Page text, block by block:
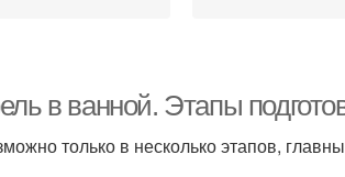
в ванной. Этапы
только в несколько этапов,